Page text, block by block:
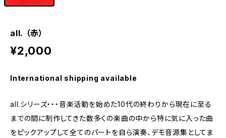
all. （赤）
¥2,000
International shipping available
all.シリーズ・・・音楽活動を始めた10代の終わりから現在に至る
までの間に制作してきた数多くの楽曲の中から特に気に入った曲
をピックアップして全てのパートを自ら演奏、デモ音源集としてま